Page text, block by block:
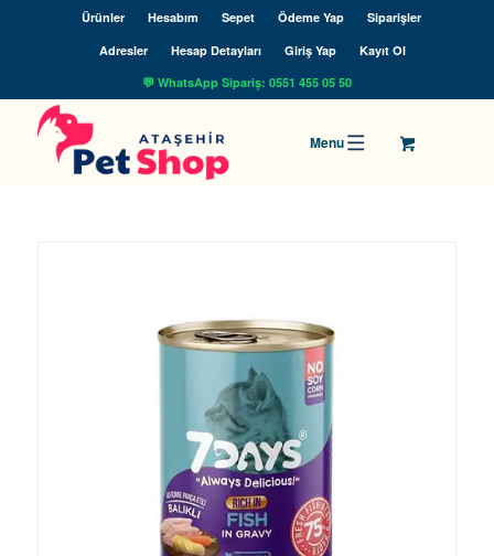
Ürünler Hesabım Sepet Ödeme Yap
Siparişler
Adresler
Hesap Detayları Giriş Yap
Kayıt Ol
💬 WhatsApp Sipariş: 0551 455 05 50